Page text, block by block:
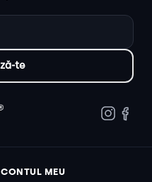
CONTUL MEU